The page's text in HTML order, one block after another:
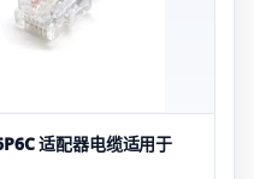
适配器电缆适用于